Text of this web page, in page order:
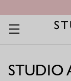
Startseite
STUDIO